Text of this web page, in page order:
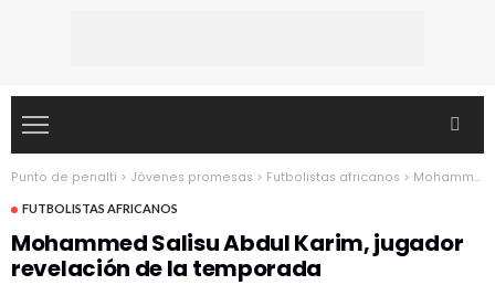
Punto de penalti > Jóvenes promesas > Futbolistas africanos > Mohammed Salisu Abdul Karim, jugador revelación de la temporada
FUTBOLISTAS AFRICANOS
Mohammed Salisu Abdul Karim, jugador
revelación de la temporada